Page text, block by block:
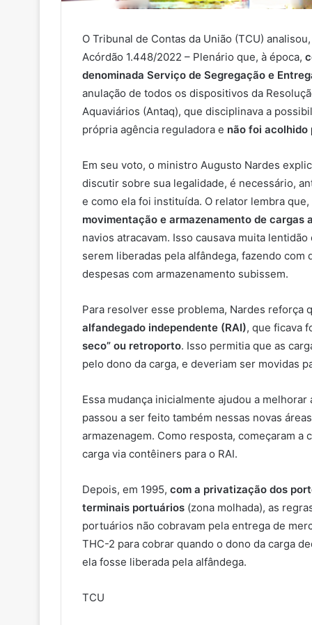
O Tribunal de Contas da União (TCU)
Acórdão 1.448/2022 – Plenário que, à época,
denominada Serviço de Segregação e
anulação de todos os dispositivos da
Aquaviários (Antaq), que disciplinava a
própria agência reguladora e não foi acolhido
Em seu voto, o ministro Augusto Nardes
discutir sobre sua legalidade, é necessário,
e como ela foi instituída. O relator lembra que,
movimentação e armazenamento de
navios atracavam. Isso causava muita
serem liberadas pela alfândega, fazendo
despesas com armazenamento subissem.
Para resolver esse problema, Nardes reforça
alfandegado independente (RAI), que ficava
seco” ou retroporto. Isso permitia que as
pelo dono da carga, e deveriam ser movidas
Essa mudança inicialmente ajudou a
passou a ser feito também nessas novas
armazenagem. Como resposta, começaram a
carga via contêiners para o RAI.
Depois, em 1995, com a privatização dos
terminais portuários (zona molhada), as
portuários não cobravam pela entrega de
THC-2 para cobrar quando o dono da carga
ela fosse liberada pela alfândega.
TCU